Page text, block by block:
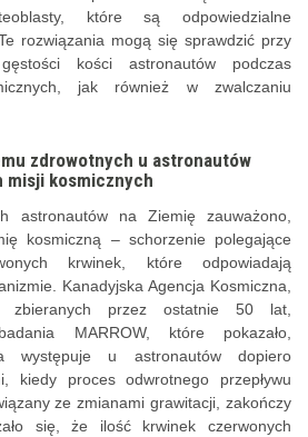
które są odpowiedzialne
rozwiązania mogą się sprawdzić przy
kości astronautów podczas
jak również w zwalczaniu
zdrowotnych u astronautów
misji kosmicznych
astronautów na Ziemię zauważono,
kosmiczną – schorzenie polegające
krwinek, które odpowiadają
Kanadyjska Agencja Kosmiczna,
zbieranych przez ostatnie 50 lat,
MARROW, które pokazało,
występuje u astronautów dopiero
kiedy proces odwrotnego przepływu
ze zmianami grawitacji, zakończy
się, że ilość krwinek czerwonych